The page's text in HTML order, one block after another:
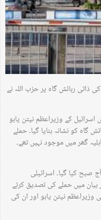
ذاتی رہائش گاہ پر حزب اللہ نے
کے وزیراعظم نیتن یاہو
گاہ کو نشانہ بنایا گیا۔ حملے
گھر میں موجود نہیں تھے۔
صبح کیا گیا۔ اسرائیلی
میں حملے کی تصدیق کرتے
وزیراعظم نیتن یاہو اور ان کی